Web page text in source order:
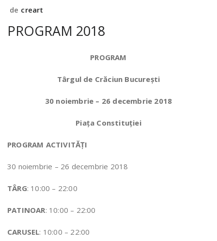
de creart
PROGRAM 2018
PROGRAM
Târgul de Crăciun București
30 noiembrie – 26 decembrie 2018
Piața Constituției
PROGRAM ACTIVITĂȚI
30 noiembrie – 26 decembrie 2018
TÂRG: 10:00 – 22:00
PATINOAR: 10:00 – 22:00
CARUSEL: 10:00 – 22:00